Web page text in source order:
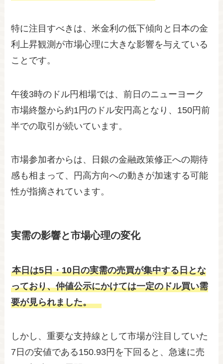
特に注目すべきは、米金利の低下傾向と日本の金
利上昇観測が市場心理に大きな影響を与えている
ことです。
午後3時のドル円相場では、前日のニューヨーク
市場終盤から約1円のドル安円高となり、150円前
半での取引が続いています。
市場参加者からは、日銀の金融政策修正への期待
感も相まって、円高方向への動きが加速する可能
性が指摘されています。
実需の影響と市場心理の変化
本日は5日・10日の実需の売買が集中する日とな
っており、仲値公示にかけては一定のドル買い需
要が見られました。
しかし、重要な支持線として市場が注目していた
7日の安値である150.93円を下回ると、急速に売